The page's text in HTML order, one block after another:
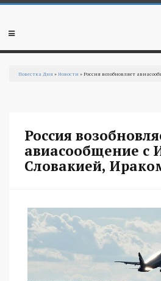
Перейти к основному содержанию
Мобильное
Повестка Дня »Новости » Россия возобновляет
Россия
авиасообщение с
Словакией,